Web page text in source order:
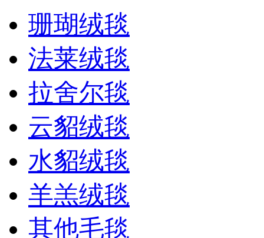
珊瑚绒毯
法莱绒毯
拉舍尔毯
云貂绒毯
水貂绒毯
羊羔绒毯
其他毛毯